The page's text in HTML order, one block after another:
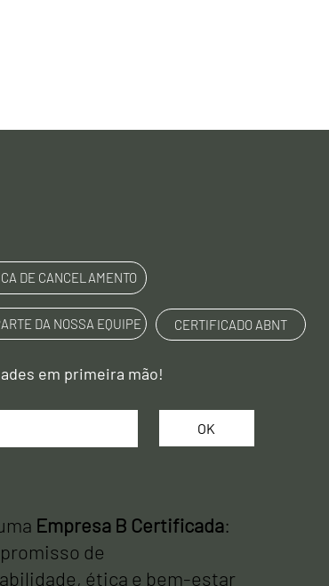
DE CANCELAMENTO
DA NOSSA EQUIPE CERTIFICADO ABNT
OK
Empresa B Certificada:
de
ética e bem-estar